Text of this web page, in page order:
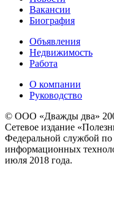
Вакансии
Биография
Объявления
Недвижимость
Работа
О компании
Руководство
© ООО «Дважды два»
Сетевое издание
Федеральной службой по
информационных
июля 2018 года.